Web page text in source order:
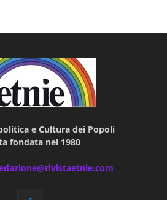
e Cultura dei Popoli
fondata nel 1980